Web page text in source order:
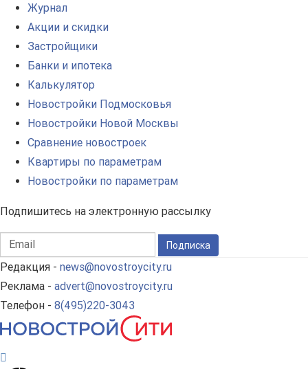
Журнал
Акции и скидки
Застройщики
Банки и ипотека
Калькулятор
Новостройки Подмосковья
Новостройки Новой Москвы
Сравнение новостроек
Квартиры по параметрам
Новостройки по параметрам
Подпишитесь на электронную рассылку
Подписка
Редакция - news@novostroycity.ru
Реклама - advert@novostroycity.ru
Телефон - 8(495)220-3043